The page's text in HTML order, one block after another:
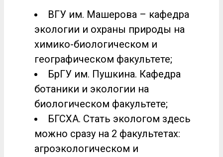
ВГУ им. Машерова – кафедра
экологии и охраны природы на
химико-биологическом и
географическом факультете;
БрГУ им. Пушкина. Кафедра
ботаники и экологии на
биологическом факультете;
БГСХА. Стать экологом здесь
можно сразу на 2 факультетах:
агроэкологическом и